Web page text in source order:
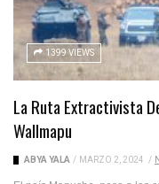
1399 VIEWS
La Ruta Extractivista
Wallmapu
ABYA YALA / MARZO 2, 2024 /